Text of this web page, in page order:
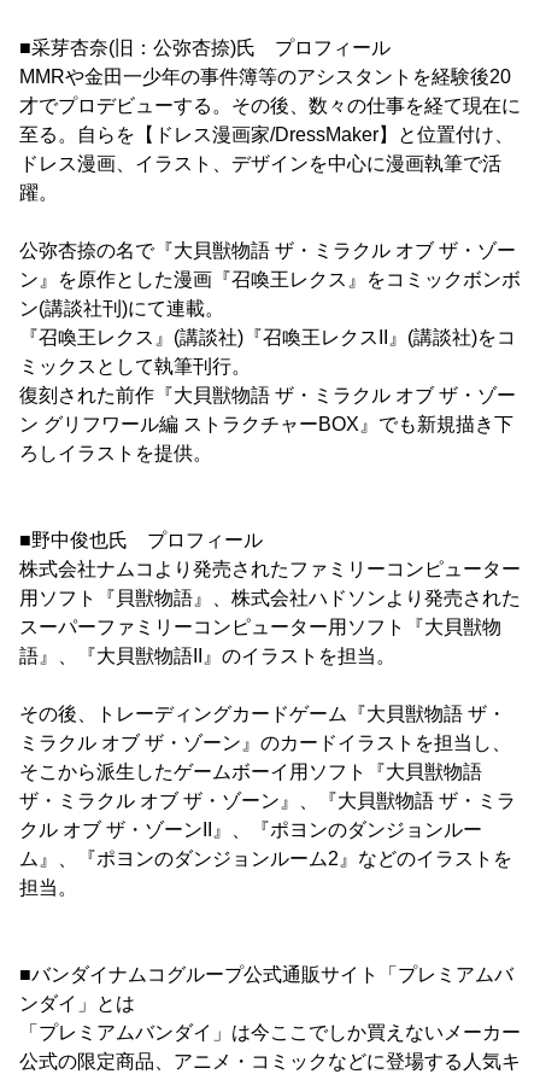
■采芽杏奈(旧：公弥杏捺)氏 プロフィール
MMRや金田一少年の事件簿等のアシスタントを経験後20
才でプロデビューする。その後、数々の仕事を経て現在に
至る。自らを【ドレス漫画家/DressMaker】と位置付け、
ドレス漫画、イラスト、デザインを中心に漫画執筆で活
躍。
公弥杏捺の名で『大貝獣物語 ザ・ミラクル オブ ザ・ゾー
ン』を原作とした漫画『召喚王レクス』をコミックボンボ
ン(講談社刊)にて連載。
『召喚王レクス』(講談社)『召喚王レクスII』(講談社)をコ
ミックスとして執筆刊行。
復刻された前作『大貝獣物語 ザ・ミラクル オブ ザ・ゾー
ン グリフワール編 ストラクチャーBOX』でも新規描き下
ろしイラストを提供。
■野中俊也氏 プロフィール
株式会社ナムコより発売されたファミリーコンピューター
用ソフト『貝獣物語』、株式会社ハドソンより発売された
スーパーファミリーコンピューター用ソフト『大貝獣物
語』、『大貝獣物語II』のイラストを担当。
その後、トレーディングカードゲーム『大貝獣物語 ザ・
ミラクル オブ ザ・ゾーン』のカードイラストを担当し、
そこから派生したゲームボーイ用ソフト『大貝獣物語
ザ・ミラクル オブ ザ・ゾーン』、『大貝獣物語 ザ・ミラ
クル オブ ザ・ゾーンII』、『ポヨンのダンジョンルー
ム』、『ポヨンのダンジョンルーム2』などのイラストを
担当。
■バンダイナムコグループ公式通販サイト「プレミアムバ
ンダイ」とは
「プレミアムバンダイ」は今ここでしか買えないメーカー
公式の限定商品、アニメ・コミックなどに登場する人気キ